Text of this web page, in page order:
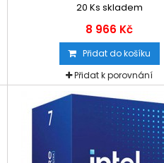
20 Ks skladem
8 966 Kč
Přidat do košíku
Přidat k porovnání